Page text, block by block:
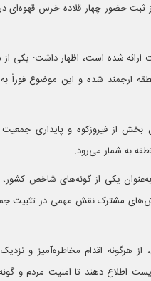
ثبت حضور چهار قلاده خرس قهوه‌ای در
ارائه شده است، اظهار داشت: یکی از
ارجمند شده و این موضوع فوراً به
از فیروزکوه و پایداری جمعیت
به شمار می‌رود.
یکی از گونه‌های شاخص کشور،
مشترک نقش مهمی در تثبیت
هرگونه اقدام مخاطره‌آمیز و
اطلاع دهند تا امنیت مردم و